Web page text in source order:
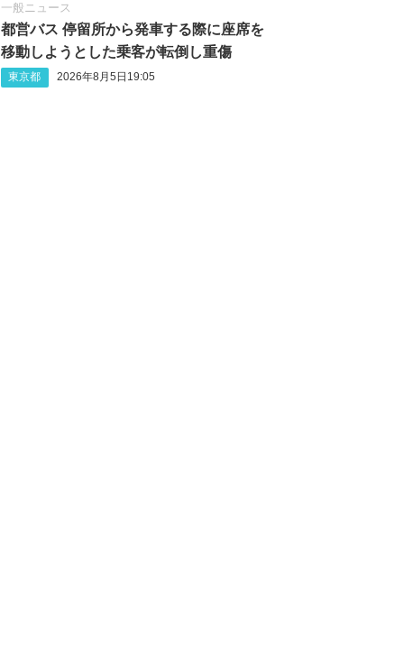
一般ニュース
都営バス 停留所から発車する際に座席を
移動しようとした乗客が転倒し重傷
東京都 2026年8月5日19:05